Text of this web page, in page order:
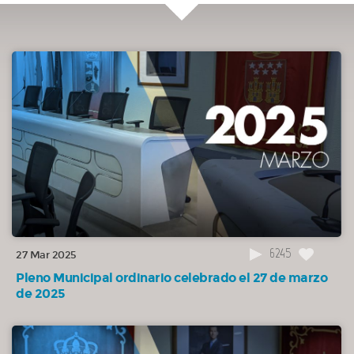
arquitectónicas en la calle San Roque.
00:36:41
6.3(070/25) Moción presentada por el Grupo Municipal Vecinos por
Majadahonda solicitando la declaración de Hijos Adoptivos de la ciudad a
título póstumo para el ex Director General de la UNESCO, Federico Mayor
Zaragoza, y el ex Secretario del Ayuntamiento de Majadahonda Antonio Martín
Sánchez.
NO APROBADA
00:48:28
6.4(071/25) Moción presentada por el Grupo Municipal Vecinos por
Majadahonda solicitando que se exima de la limitación de accesos y salidas
desde Majadahonda a la A-6 por la Avenida de la Victoria-Carretera de El
Plantío y Carretera de Las Rozas (ida y vuelta) para los vehículos sin distintivo
medioambiental.
NO APROBADA
01:04:39
6.5(072/25) Moción presentada por el Grupo Municipal Vox
NO APROBADA
27 Mar 2025 6245
Pleno Municipal ordinario celebrado el 27 de marzo
de 2025